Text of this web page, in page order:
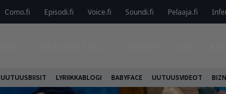
Como.fi Episodi.fi Voice.fi Soundi.fi Pelaaja.fi
UUTUUSBIISIT LYRIIKKABLOGI BABYFACE UUTUUSVIDEOT